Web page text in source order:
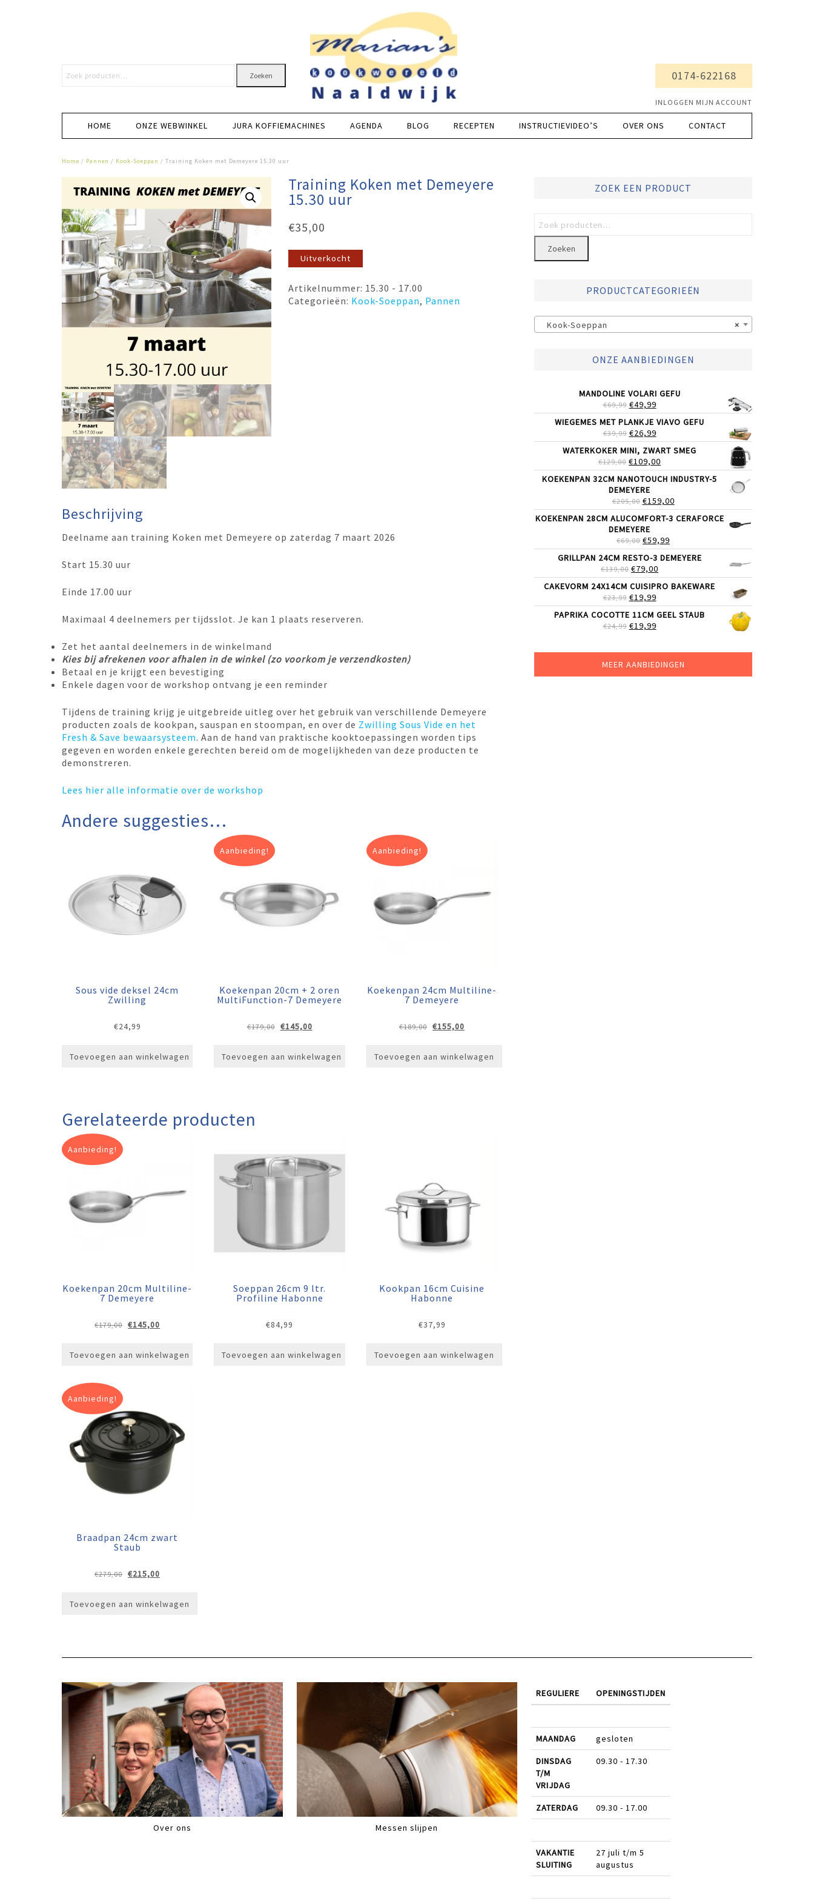
Zoeken 0174-622168
INLOGGEN MIJN ACCOUNT
HOME ONZE WEBWINKEL JURA KOFFIEMACHINES AGENDA BLOG RECEPTEN INSTRUCTIEVIDEO’S OVER ONS CONTACT
Home / Pannen / Kook-Soeppan / Training Koken met Demeyere 15.30 uur
Training Koken met Demeyere
15.30 uur
€35,00
Uitverkocht
Artikelnummer: 15.30 - 17.00
Categorieën: Kook-Soeppan, Pannen
Beschrijving
Deelname aan training Koken met Demeyere op zaterdag 7 maart 2026
Start 15.30 uur
Einde 17.00 uur
Maximaal 4 deelnemers per tijdsslot. Je kan 1 plaats reserveren.
Zet het aantal deelnemers in de winkelmand
Kies bij afrekenen voor afhalen in de winkel (zo voorkom je verzendkosten)
Betaal en je krijgt een bevestiging
Enkele dagen voor de workshop ontvang je een reminder
Tijdens de training krijg je uitgebreide uitleg over het gebruik van verschillende Demeyere
producten zoals de kookpan, sauspan en stoompan, en over de Zwilling Sous Vide en het
Fresh & Save bewaarsysteem. Aan de hand van praktische kooktoepassingen worden tips
gegeven en worden enkele gerechten bereid om de mogelijkheden van deze producten te
demonstreren.
Lees hier alle informatie over de workshop
Andere suggesties…
Sous vide deksel 24cm
Zwilling
€24,99
Toevoegen aan winkelwagen
Aanbieding!
Koekenpan 20cm + 2 oren
MultiFunction-7 Demeyere
€179,00
Oorspronkelijke
€179,00.
€145,00Huidige
€145,00.
Toevoegen aan winkelwagen
Aanbieding!
Koekenpan 24cm Multiline-
7 Demeyere
€189,00 Oorspronkelijke
€189,00.
€155,00
€155,00.
Toevoegen aan winkelwagen
Gerelateerde producten
Aanbieding!
Koekenpan 20cm Multiline-
7 Demeyere
€179,00 Oorspronkelijke
€179,00.
€145,00
€145,00.
Toevoegen aan winkelwagen
Soeppan 26cm 9 ltr.
Profiline Habonne
€84,99
Toevoegen aan winkelwagen
Kookpan 16cm Cuisine
Habonne
€37,99
Toevoegen aan winkelwagen
Aanbieding!
Braadpan 24cm zwart
Staub
€279,00 Oorspronkelijke
€279,00.
€215,00
€215,00.
Toevoegen aan winkelwagen
ZOEK EEN PRODUCT
Zoeken
PRODUCTCATEGORIEËN
×
Kook-Soeppan
ONZE AANBIEDINGEN
MANDOLINE VOLARI GEFU
€69,99 OORSPRONKELIJKE
PRIJS
WAS:
€69,99.
€49,99HUIDIGE
PRIJS
IS:
€49,99.
WIEGEMES MET PLANKJE VIAVO GEFU
€39,99 OORSPRONKELIJKE
PRIJS
WAS:
€39,99.
€26,99HUIDIGE
PRIJS
IS:
€26,99.
WATERKOKER MINI, ZWART SMEG
€129,00 OORSPRONKELIJKE
PRIJS
WAS:
€129,00.
€109,00
PRIJS
IS:
KOEKENPAN 32CM NANOTOUCH INDUSTRY-5
DEMEYERE
€205,00 OORSPRONKELIJKE
PRIJS
WAS:
€205,00.
€159,00HUIDIGE
PRIJS
IS:
KOEKENPAN 28CM ALUCOMFORT-3 CERAFORCE
DEMEYERE
€69,00 OORSPRONKELIJKE
PRIJS
WAS:
€69,00.
€59,99
PRIJS
IS:
GRILLPAN 24CM RESTO-3 DEMEYERE
€139,00 OORSPRONKELIJKE
PRIJS
WAS:
€139,00.
€79,00
PRIJS
IS:
CAKEVORM 24X14CM CUISIPRO BAKEWARE
€23,99 OORSPRONKELIJKE
PRIJS
WAS:
€23,99.
€19,99HUIDIGE
PRIJS
IS:
€19,99.
PAPRIKA COCOTTE 11CM GEEL STAUB
€24,99 OORSPRONKELIJKE
€19,99HUIDIGE
MEER AANBIEDINGEN
Over ons Messen slijpen
REGULIERE OPENINGSTIJDEN
MAANDAG gesloten
DINSDAG
T/M
VRIJDAG
09.30 - 17.30
ZATERDAG 09.30 - 17.00
VAKANTIE
SLUITING
27 juli t/m 5
augustus